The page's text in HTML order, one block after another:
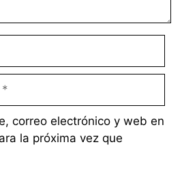
correo electrónico y web en
la próxima vez que